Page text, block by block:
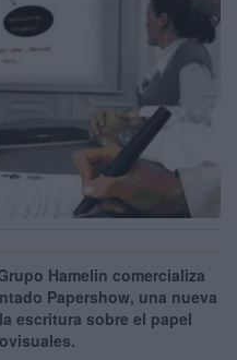
Hamelin comercializa
Papershow, una nueva
escritura sobre el papel